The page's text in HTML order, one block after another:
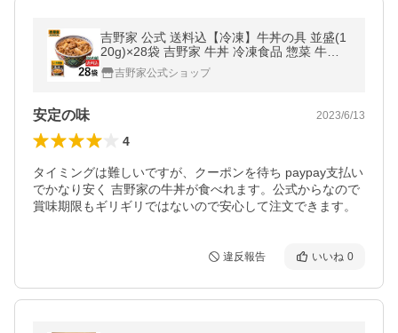
吉野家 公式 送料込【冷凍】牛丼の具 並盛(1
20g)×28袋 吉野家 牛丼 冷凍食品 惣菜 牛丼
仕送り 買い置き 牛丼の具 一人暮らし まとめ
買い 爆買
吉野家公式ショップ
安定の味 2023/6/13
4
タイミングは難しいですが、クーポンを待ち paypay支払い
でかなり安く 吉野家の牛丼が食べれます。公式からなので
賞味期限もギリギリではないので安心して注文できます。
違反報告 いいね 0